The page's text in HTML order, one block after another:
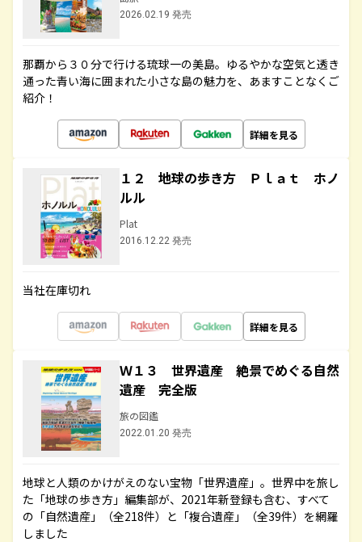
2026.02.19 発売
那覇から３０分で行ける琉球一の美島。ゆるやかな空気と透き
通った青い海に囲まれた小さな島の魅力を、あますことなくご
紹介！
詳細を見る
１２ 地球の歩き方 Ｐｌａｔ ホノ
ルル
Plat
2016.12.22 発売
当社在庫切れ
詳細を見る
Ｗ１３ 世界遺産 絶景でめぐる自然
遺産 完全版
旅の図鑑
2022.01.20 発売
地球と人類のかけがえのない宝物「世界遺産」。世界中を旅し
た「地球の歩き方」編集部が、2021年新登録も含む、すべて
の「自然遺産」（全218件）と「複合遺産」（全39件）を網羅
しました